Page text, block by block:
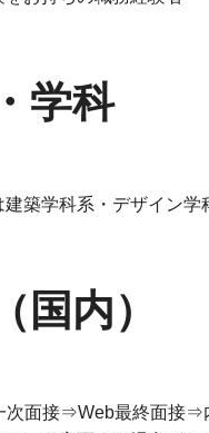
学科
築学科系・デザイン学
国内）
面接⇒Web最終面接⇒